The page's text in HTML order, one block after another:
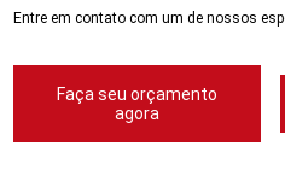
Entre em contato com um de nossos
Faça seu orçamento
agora